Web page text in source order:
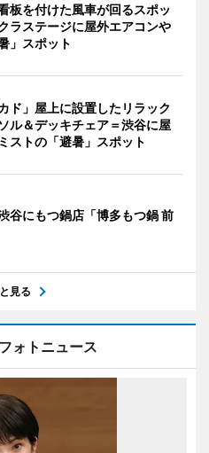
板を付けた風車が回るスポッ
ラステージに屋外エアコンや
」スポット
ド」屋上に設置したリラック
ル＆デッキチェア＝渋谷に屋
ストの「避暑」スポット
谷にもつ鍋店「博多もつ鍋 前
見る
ォトニュース